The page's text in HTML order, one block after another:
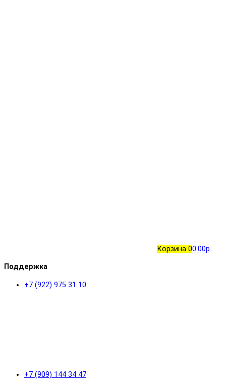
Корзина 00.00р.
Поддержка
+7 (922) 975 31 10
+7 (909) 144 34 47